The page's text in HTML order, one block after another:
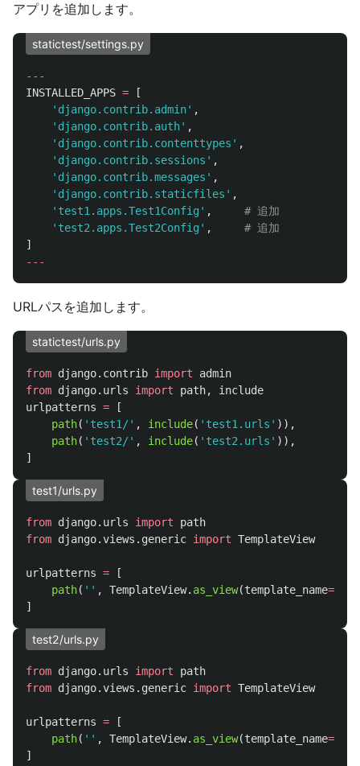
アプリを追加します。
statictest/settings.py
---
INSTALLED_APPS =
[
' django.contrib.admin' ,
' django.contrib.auth' ,
' django.contrib.contenttypes ' ,
' django.contrib.sessions ' ,
' django.contrib.messages ' ,
' django.contrib.staticfiles ' ,
' test1.apps.Test1Config ' ,
' test2.apps.Test2Config ' ,
]
---
URLパスを追加します。
statictest/urls.py
from django.contrib import
admin
from django.urls import path,
include
urlpatterns =
[
path( ' test1/' , include( ' test1.urls ' )),
path( ' test2/' , include( ' test2.urls ' )),
]
test1/urls.py
from django.urls import
path
from django.views.generic import TemplateView
urlpatterns =
[
path( '' , TemplateView. as_view(template_name=
]
test2/urls.py
from django.urls import
path
from django.views.generic import TemplateView
urlpatterns =
[
path( '' , TemplateView. as_view(template_name=
]